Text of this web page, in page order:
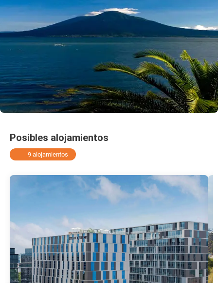
Posibles alojamientos
9 alojamientos